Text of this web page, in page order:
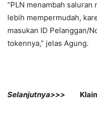
“PLN menambah
lebih mempermudah,
masukan ID Pelanggan/
tokennya,” jelas Agung.
Selanjutnya>>> Klaim